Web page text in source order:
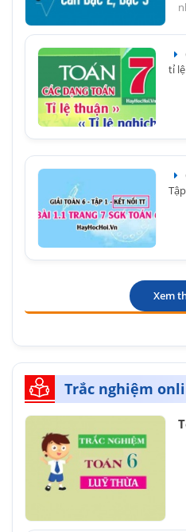
tỉ
Xem
Trắc nghiệm